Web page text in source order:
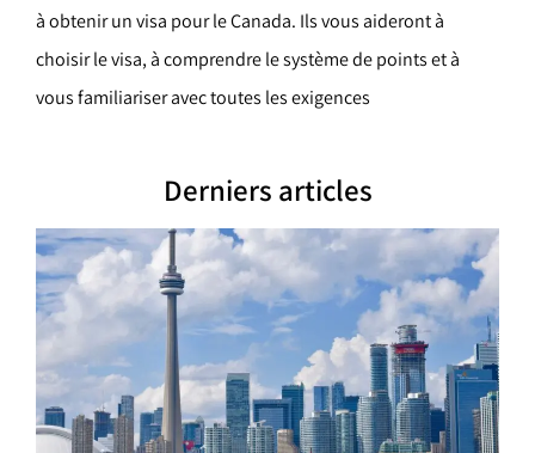
h
e
r
à obtenir un visa pour le Canada. Ils vous aideront à
choisir le visa, à comprendre le système de points et à
vous familiariser avec toutes les exigences
Derniers articles